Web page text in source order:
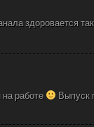
здоровается
работе
Выпуск